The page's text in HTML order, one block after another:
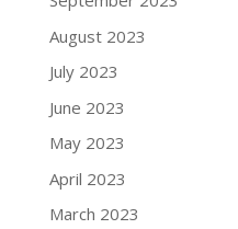
August 2023
July 2023
June 2023
May 2023
April 2023
March 2023